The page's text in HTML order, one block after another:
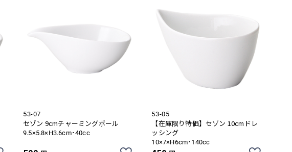
53-07
セゾン 9cmチャーミングボール
9.5×5.8×H3.6cm･40cc
53-05
【在庫限り特価】セゾン 10cmドレ
ッシング
10×7×H6cm･140cc